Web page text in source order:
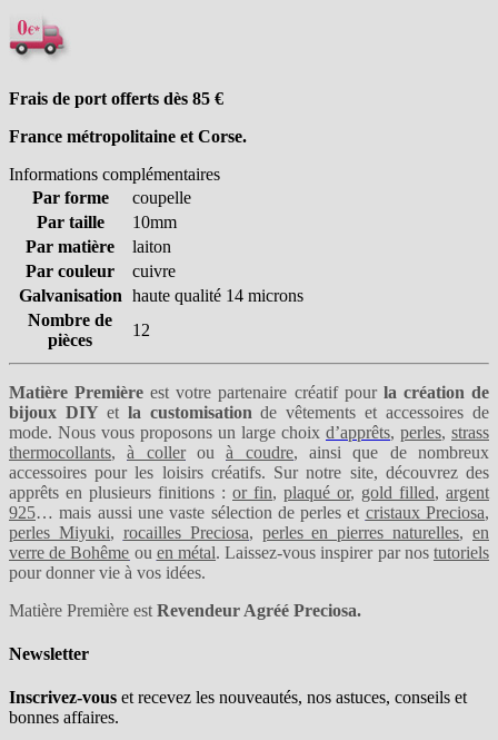
Frais de port offerts dès 85 €
France métropolitaine et Corse.
Informations complémentaires
Par forme
coupelle
Par taille
10mm
Par matière
laiton
Par couleur
cuivre
Galvanisation haute qualité 14 microns
Nombre de
pièces
12
Matière Première est votre partenaire créatif pourla création de
bijoux DIY etla customisation de vêtements et accessoires de
mode. Nous vous proposons un large choix d’apprêts, perles, strass
thermocollants,à collerouà coudre, ainsi que de nombreux
accessoires pour les loisirs créatifs. Sur notre site, découvrez des
apprêts en plusieurs finitions : or fin, plaqué or, gold filled, argent
925… mais aussi une vaste sélection de perles et cristaux Preciosa,
perles Miyuki, rocailles Preciosa, perles en pierres naturelles, en
verre de Bohême ou en métal. Laissez-vous inspirer par nostutoriels
pour donner vie à vos idées.
Matière Première est Revendeur Agréé Preciosa.
Newsletter
Inscrivez-vous et recevez les nouveautés, nos astuces, conseils et
bonnes affaires.